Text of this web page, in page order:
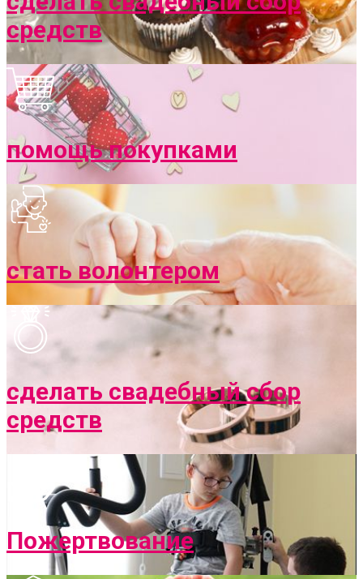
средств
помощь покупками
стать волонтером
сделать свадебный сбор
средств
Пожертвование